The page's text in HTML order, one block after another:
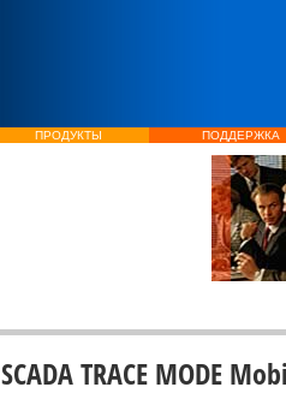
ПРОДУКТЫ ПОДДЕРЖКА
SCADA TRACE MODE